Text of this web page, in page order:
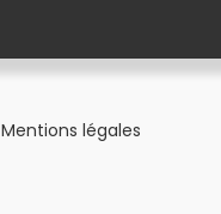
Mentions légales